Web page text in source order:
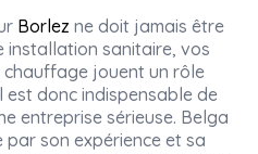
Borlez ne doit jamais être
installation sanitaire, vos
jouent un rôle
est donc indispensable de
entreprise sérieuse. Belga
par son expérience et sa